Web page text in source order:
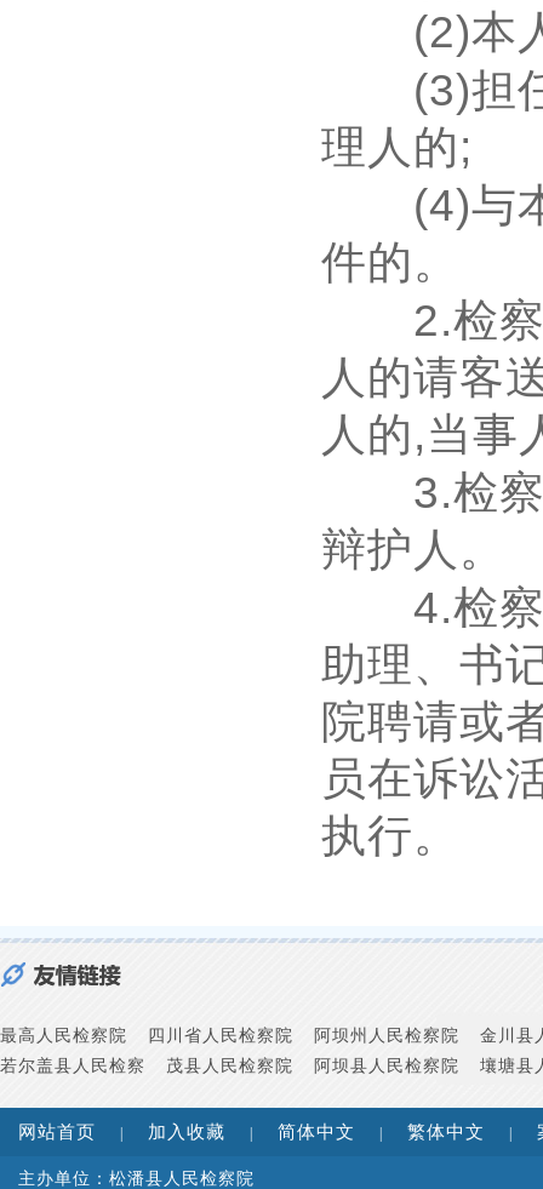
(2)本
(3)担
理人的;
(4)与
件的。
2.检
人的请客
人的,当事
3.检
辩护人。
4.检
助理、书
院聘请或
员在诉讼
执行。
最高人民检察院 四川省人民检察院 阿坝州人民检察院
金川县
若尔盖县人民检察
茂县人民检察院 阿坝县人民检察院 壤塘县
网站首页 加入收藏 简体中文 繁体中文
主办单位：松潘县人民检察院